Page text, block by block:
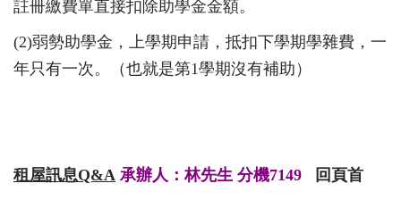
註冊繳費單直接扣除助學金金額。
(2)弱勢助學金，上學期申請，抵扣下學期學雜費，一
年只有一次。（也就是第1學期沒有補助）
租屋訊息Q&A 承辦人：林先生 分機7149 回頁首